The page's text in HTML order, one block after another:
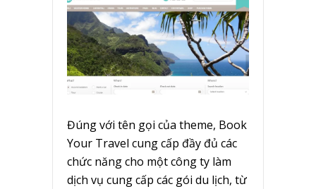
Đúng với tên gọi của theme, Book
Your Travel cung cấp đầy đủ các
chức năng cho một công ty làm
dịch vụ cung cấp các gói du lịch, từ